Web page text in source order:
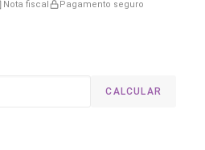
Nota fiscal Pagamento seguro
CALCULAR